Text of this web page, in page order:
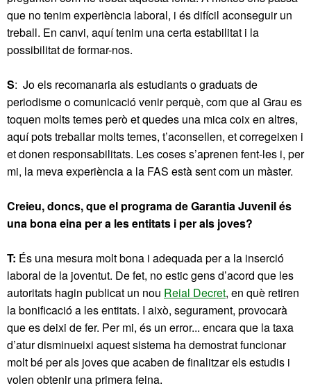
que no tenim experiència laboral, i és difícil aconseguir un
treball. En canvi, aquí tenim una certa estabilitat i la
possibilitat de formar-nos.
S: Jo els recomanaria als estudiants o graduats de
periodisme o comunicació venir perquè, com que al Grau es
toquen molts temes però et quedes una mica coix en altres,
aquí pots treballar molts temes, t’aconsellen, et corregeixen i
et donen responsabilitats. Les coses s’aprenen fent-les i, per
mi, la meva experiència a la FAS està sent com un màster.
Creieu, doncs, que el programa de Garantia Juvenil és
una bona eina per a les entitats i per als joves?
T: És una mesura molt bona i adequada per a la inserció
laboral de la joventut. De fet, no estic gens d’acord que les
autoritats hagin publicat un nou Reial Decret, en què retiren
la bonificació a les entitats. I això, segurament, provocarà
que es deixi de fer. Per mi, és un error... encara que la taxa
d’atur disminueixi aquest sistema ha demostrat funcionar
molt bé per als joves que acaben de finalitzar els estudis i
volen obtenir una primera feina.